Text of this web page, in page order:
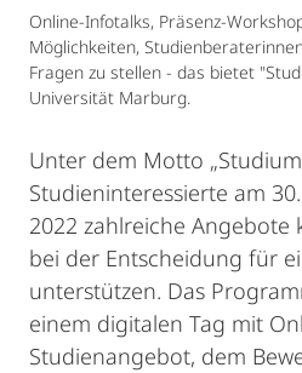
Online-Infotalks, Präsenz-
Möglichkeiten,
Fragen zu stellen - das bietet
Universität Marburg.
Unter dem Motto
Studieninteressierte am
2022 zahlreiche Angebote
bei der Entscheidung für
unterstützen. Das
einem digitalen Tag mit
Studienangebot, dem